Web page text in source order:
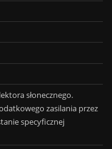
słonecznego.
zasilania przez
specyficznej